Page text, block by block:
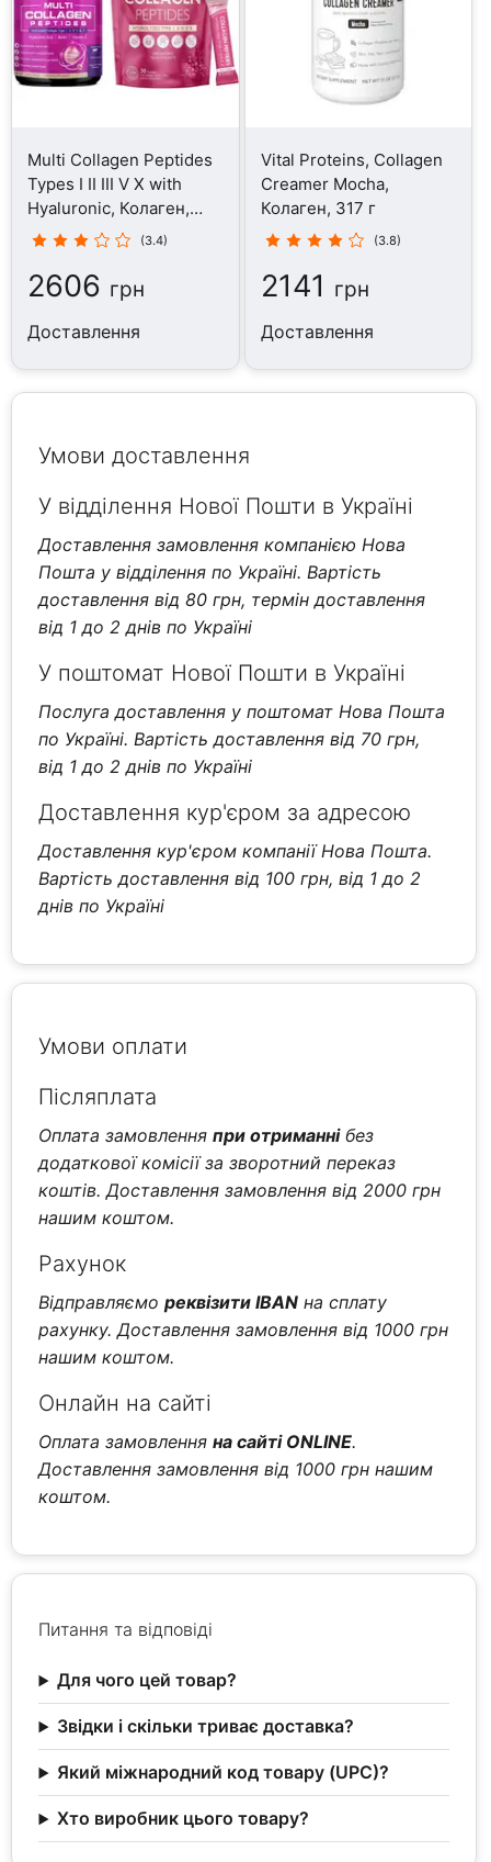
Multi Collagen Peptides
Types I II III V X with
Hyaluronic, Колаген,
350 г
(3.4)
2606 грн
Доставлення
Vital Proteins, Collagen
Creamer Mocha,
Колаген, 317 г
(3.8)
2141 грн
Доставлення
Умови доставлення
У відділення Нової Пошти в Україні
Доставлення замовлення компанією Нова
Пошта у відділення по Україні. Вартість
доставлення від 80 грн, термін доставлення
від 1 до 2 днів по Україні
У поштомат Нової Пошти в Україні
Послуга доставлення у поштомат Нова Пошта
по Україні. Вартість доставлення від 70 грн,
від 1 до 2 днів по Україні
Доставлення кур'єром за адресою
Доставлення кур'єром компанії Нова Пошта.
Вартість доставлення від 100 грн, від 1 до 2
днів по Україні
Умови оплати
Післяплата
Оплата замовленняпри отриманнібез
додаткової комісії за зворотний переказ
коштів. Доставлення замовлення від 2000 грн
нашим коштом.
Рахунок
Відправляємореквізити IBAN на сплату
рахунку. Доставлення замовлення від 1000 грн
нашим коштом.
Онлайн на сайті
Оплата замовленняна сайті ONLINE.
Доставлення замовлення від 1000 грн нашим
коштом.
Питання та відповіді
Для чого цей товар?
Звідки і скільки триває доставка?
Який міжнародний код товару (UPC)?
Хто виробник цього товару?